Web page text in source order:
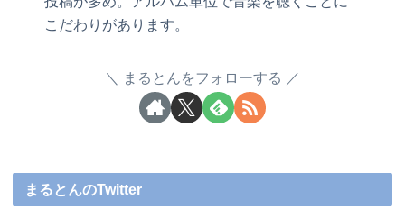
こだわりがあります。
まるとんをフォローする
まるとんのTwitter